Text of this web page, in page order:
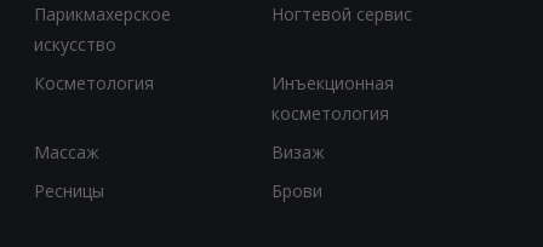
Парикмахерское
искусство
Ногтевой сервис
Косметология
Инъекционная
косметология
Массаж
Визаж
Ресницы
Брови